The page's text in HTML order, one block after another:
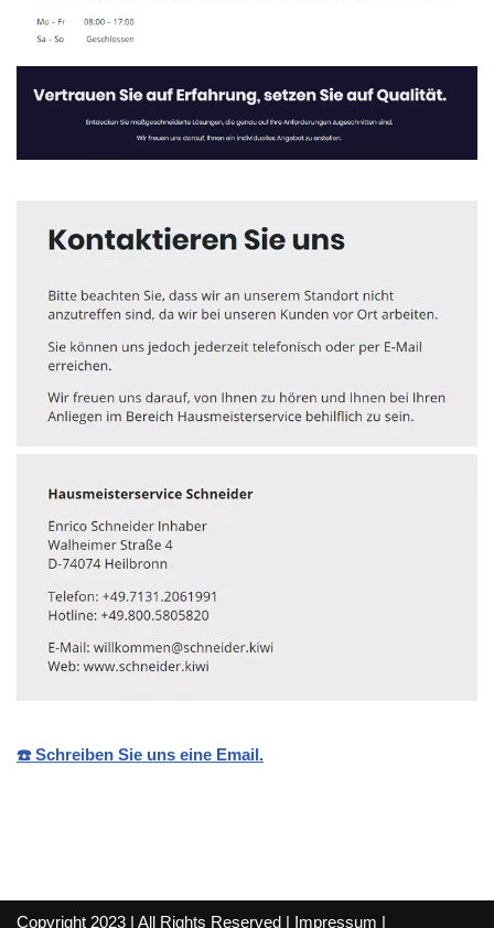
☎️ Schreiben Sie uns eine Email.
Copyright 2023 | All Rights Reserved | Impressum |